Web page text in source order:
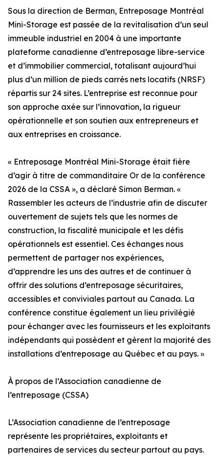
Sous la direction de Berman, Entreposage Montréal
Mini-Storage est passée de la revitalisation d’un seul
immeuble industriel en 2004 à une importante
plateforme canadienne d’entreposage libre-service
et d’immobilier commercial, totalisant aujourd’hui
plus d’un million de pieds carrés nets locatifs (NRSF)
répartis sur 24 sites. L’entreprise est reconnue pour
son approche axée sur l’innovation, la rigueur
opérationnelle et son soutien aux entrepreneurs et
aux entreprises en croissance.
« Entreposage Montréal Mini-Storage était fière
d’agir à titre de commanditaire Or de la conférence
2026 de la CSSA », a déclaré Simon Berman. «
Rassembler les acteurs de l’industrie afin de discuter
ouvertement de sujets tels que les normes de
construction, la fiscalité municipale et les défis
opérationnels est essentiel. Ces échanges nous
permettent de partager nos expériences,
d’apprendre les uns des autres et de continuer à
offrir des solutions d’entreposage sécuritaires,
accessibles et conviviales partout au Canada. La
conférence constitue également un lieu privilégié
pour échanger avec les fournisseurs et les exploitants
indépendants qui possèdent et gèrent la majorité des
installations d’entreposage au Québec et au pays. »
À propos de l’Association canadienne de
l’entreposage (CSSA)
L’Association canadienne de l’entreposage
représente les propriétaires, exploitants et
partenaires de services du secteur partout au pays.